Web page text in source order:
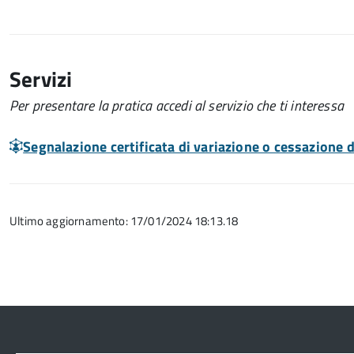
Servizi
Per presentare la pratica accedi al servizio che ti interessa
Segnalazione certificata di variazione o
Ultimo aggiornamento: 17/01/2024 18:13.18